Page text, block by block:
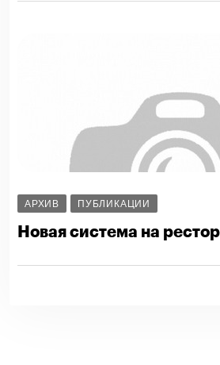
АРХИВ ПУБЛИКАЦИИ
Новая система на